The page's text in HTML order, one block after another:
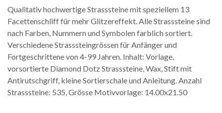
Qualitativ hochwertige Strasssteine mit speziellem 13
Facettenschliff für mehr Glitzereffekt. Alle Strasssteine sind
nach Farben, Nummern und Symbolen farblich sortiert.
Verschiedene Strasssteingrössen für Anfänger und
Fortgeschrittene von 4-99 Jahren. Inhalt: Vorlage,
vorsortierte Diamond Dotz Strasssteine, Wax, Stift mit
Antirutschgriff, kleine Sortierschale und Anleitung. Anzahl
Strasssteine: 535, Grösse Motivvorlage: 14.00x21.50